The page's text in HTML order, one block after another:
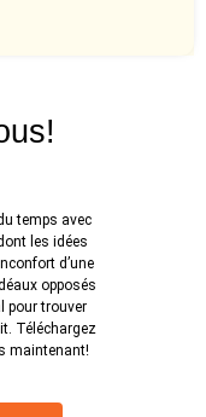
temps avec
les idées
d’une
opposés
pour trouver
Téléchargez
maintenant!